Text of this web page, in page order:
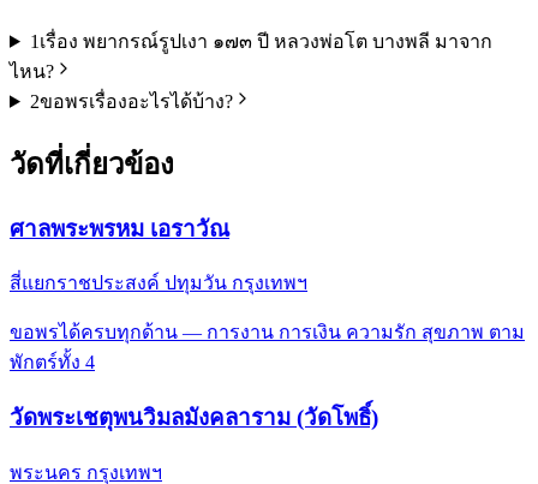
1 เรื่อง พยากรณ์รูปเงา ๑๗๓ ปี หลวงพ่อโต บางพลี มาจาก
ไหน?
2ขอพรเรื่องอะไรได้บ้าง?
วัดที่เกี่ยวข้อง
ศาลพระพรหม เอราวัณ
สี่แยกราชประสงค์ ปทุมวัน กรุงเทพฯ
ขอพรได้ครบทุกด้าน — การงาน การเงิน ความรัก สุขภาพ ตาม
พักตร์ทั้ง 4
วัดพระเชตุพนวิมลมังคลาราม (วัดโพธิ์)
พระนคร กรุงเทพฯ